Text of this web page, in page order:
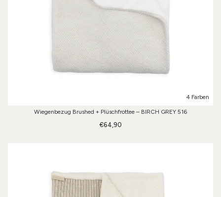
4 Farben
Wiegenbezug Brushed + Plüschfrottee – BIRCH GREY 516
€64,90